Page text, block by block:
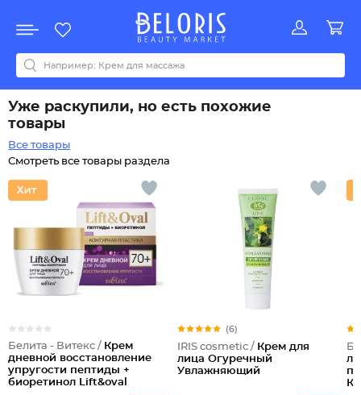
Акции
Все бренды
0-9ABCDEFGHIJKLMNOPQRSTUVWYZАБВДЗИМОКЛНПРСТУФ
Уже раскупили, но есть похожие
товары
Все товары
Смотреть все товары раздела
Белита - Витекс / Крем
дневной восстановление
упругости пептиды +
биоретинол Lift&oval
(6)
IRIS cosmetic / Крем для
лица Огуречный
Увлажняющий